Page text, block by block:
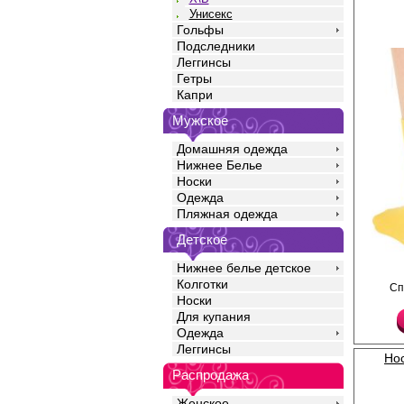
Унисекс
Гольфы
Подследники
Леггинсы
Гетры
Капри
Мужское
Домашняя одежда
Нижнее Белье
Носки
Одежда
Пляжная одежда
Детское
Нижнее белье детское
Колготки
Носки
Для купания
Одежда
Леггинсы
Распродажа
хлопка, с высокой
принтом- надписью.
облегают,
мыске создает
Полиамид 20%
Эластан 5%